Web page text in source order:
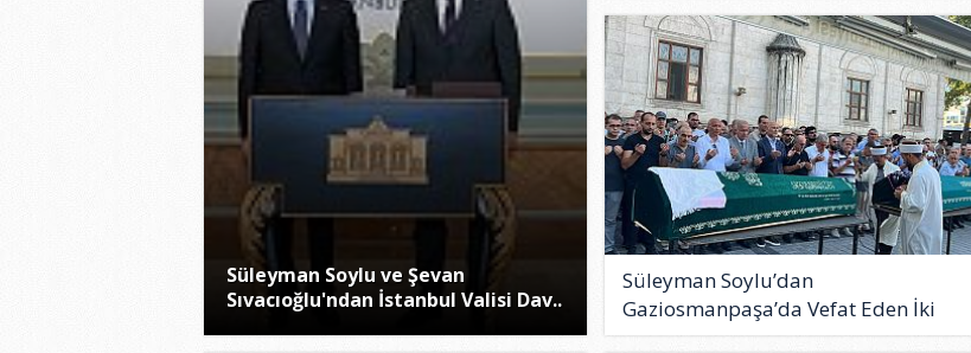
Süleyman Soylu ve Şevan
Sıvacıoğlu'ndan İstanbul Valisi Dav..
Süleyman Soylu’dan
Gaziosmanpaşa’da Vefat Eden İki
İsim İçin..